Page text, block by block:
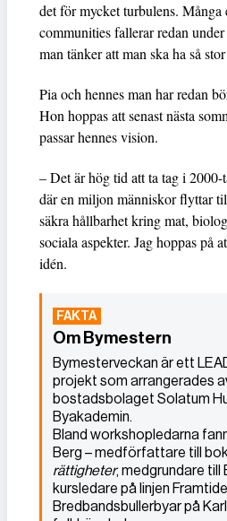
det för mycket turbulens. Många
communities fallerar redan
man tänker att man ska ha så
Pia och hennes man har redan
Hon hoppas att senast nästa
passar hennes vision.
– Det är hög tid att ta tag i
där en miljon människor flyttar
säkra hållbarhet kring mat,
sociala aspekter. Jag hoppas på
idén.
Om Bymestern
Bymesterveckan är ett
projekt som arrangerades
bostadsbolaget Solatum
Byakademin.
Bland workshopledarna
Berg – medförfattare till
rättigheter, medgrundare till
kursledare på linjen
Bredbandsbullerbyar på